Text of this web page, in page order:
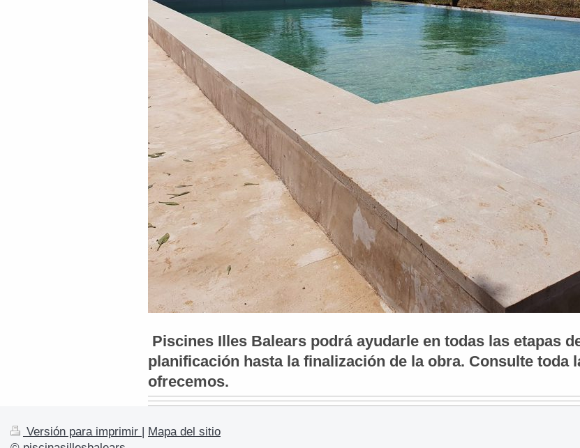
Piscines Illes Balears podrá ayudarle en todas las etapas
planificación hasta la finalización de la obra. Consulte toda
ofrecemos.
Versión para imprimir
Mapa del sitio